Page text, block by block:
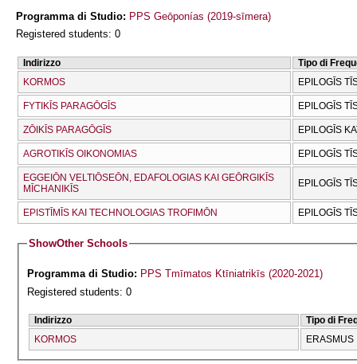
Programma di Studio: PPS Geōponías (2019-sīmera)
Registered students: 0
Indirizzo
Tipo di
KORMOS
EPILOGĪS
FYTIKĪS PARAGŌGĪS EPILOGĪS
ZŌIKĪS PARAGŌGĪS EPILOGĪS
AGROTIKĪS OIKONOMIAS EPILOGĪS
EGGEIŌN VELTIŌSEŌN, EDAFOLOGIAS KAI GEŌRGIKĪS
MĪCΗANIKĪS
EPILOGĪS
EPISTĪMĪS KAI TECΗNOLOGIAS TROFIMŌN EPILOGĪS
ShowOther Schools
Programma di Studio: PPS Tmīmatos Ktīniatrikīs (2020-2021)
Registered students: 0
Indirizzo
Tipo di
KORMOS
ERASMUS